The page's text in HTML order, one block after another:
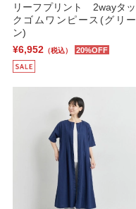
リーフプリント 2wayタッ
クゴムワンピース(グリー
ン)
¥6,952 （税込） 20%OFF